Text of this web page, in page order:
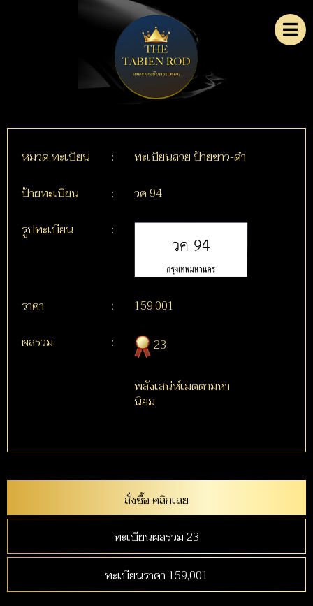
หมวด ทะเบียน :
ทะเบียนสวย ป้ายขาว-ดำ
ป้ายทะเบียน
:
วค 94
รูปทะเบียน
:
ราคา :
159,001
ผลรวม
: 23
พลังเสน่ห์เมตตามหา
นิยม
สั่งซื้อ คลิกเลย
ทะเบียนผลรวม 23
ทะเบียนราคา 159,001